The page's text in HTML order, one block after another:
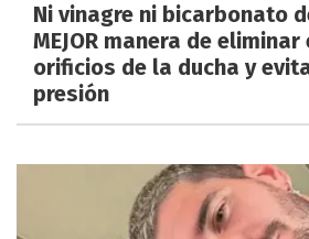
Ni vinagre ni bicarbonato
MEJOR manera de
orificios de la ducha y
presión